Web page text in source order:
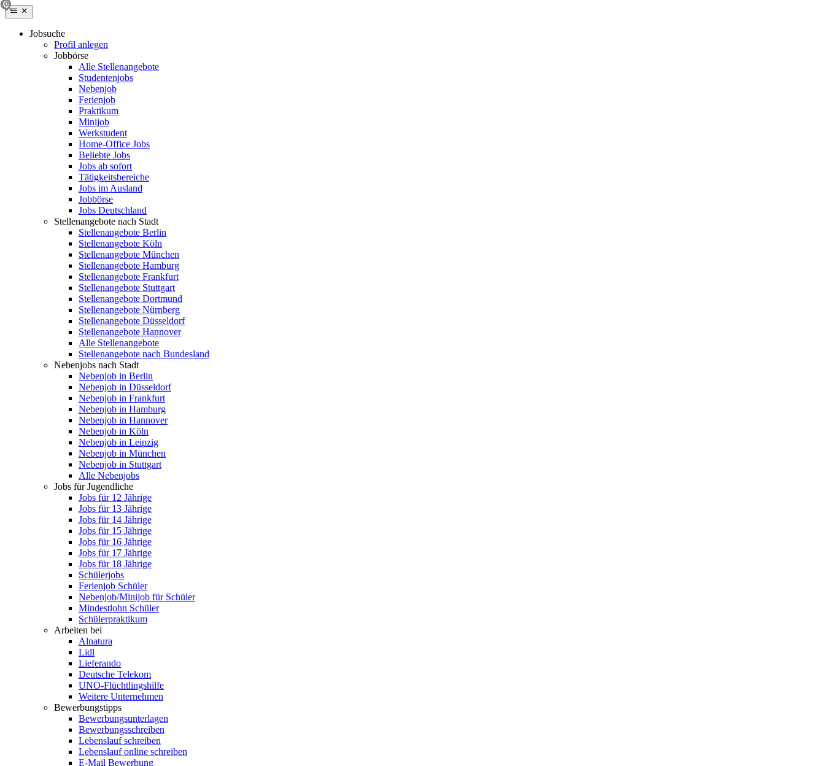
Jobsuche
Profil anlegen
Jobbörse
Alle Stellenangebote
Studentenjobs
Nebenjob
Ferienjob
Praktikum
Minijob
Werkstudent
Home-Office Jobs
Beliebte Jobs
Jobs ab sofort
Tätigkeitsbereiche
Jobs im Ausland
Jobbörse
Jobs Deutschland
Stellenangebote nach Stadt
Stellenangebote Berlin
Stellenangebote Köln
Stellenangebote München
Stellenangebote Hamburg
Stellenangebote Frankfurt
Stellenangebote Stuttgart
Stellenangebote Dortmund
Stellenangebote Nürnberg
Stellenangebote Düsseldorf
Stellenangebote Hannover
Alle Stellenangebote
Stellenangebote nach Bundesland
Nebenjobs nach Stadt
Nebenjob in Berlin
Nebenjob in Düsseldorf
Nebenjob in Frankfurt
Nebenjob in Hamburg
Nebenjob in Hannover
Nebenjob in Köln
Nebenjob in Leipzig
Nebenjob in München
Nebenjob in Stuttgart
Alle Nebenjobs
Jobs für Jugendliche
Jobs für 12 Jährige
Jobs für 13 Jährige
Jobs für 14 Jährige
Jobs für 15 Jährige
Jobs für 16 Jährige
Jobs für 17 Jährige
Jobs für 18 Jährige
Schülerjobs
Ferienjob Schüler
Nebenjob/Minijob für Schüler
Mindestlohn Schüler
Schülerpraktikum
Arbeiten bei
Alnatura
Lidl
Lieferando
Deutsche Telekom
UNO-Flüchtlingshilfe
Weitere Unternehmen
Bewerbungstipps
Bewerbungsunterlagen
Bewerbungsschreiben
Lebenslauf schreiben
Lebenslauf online schreiben
E-Mail Bewerbung